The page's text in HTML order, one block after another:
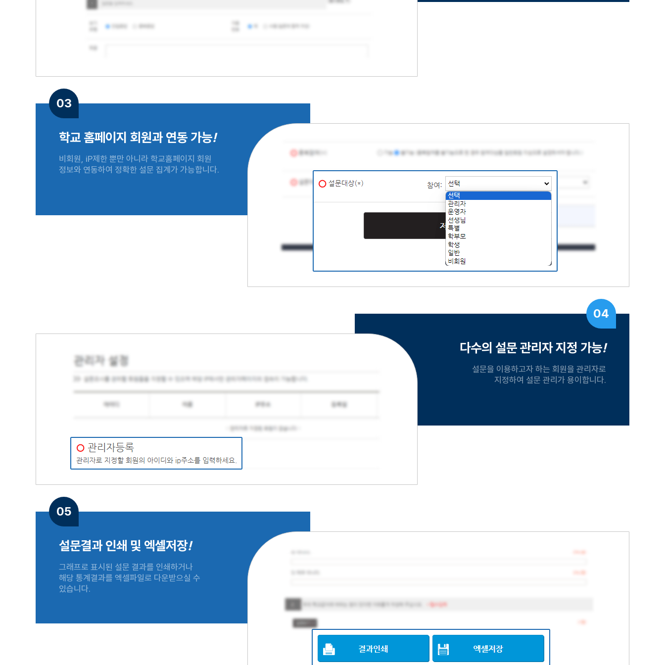
03
학교 홈페이지 회원과 연동 가능!
비회원, iP제한 뿐만 아니라 학교홈페이지 회원
정보와 연동하여 정확한 설문 집계가 가능합니다.
04
다수의 설문 관리자 지정 가능!
설문을 이용하고자 하는 회원을 관리자로
지정하여 설문 관리가 용이합니다.
05
설문결과 인쇄 및 엑셀저장!
그래프로 표시된 설문 결과를 인쇄하거나
해당 통계결과를 엑셀파일로 다운받으실 수
있습니다.